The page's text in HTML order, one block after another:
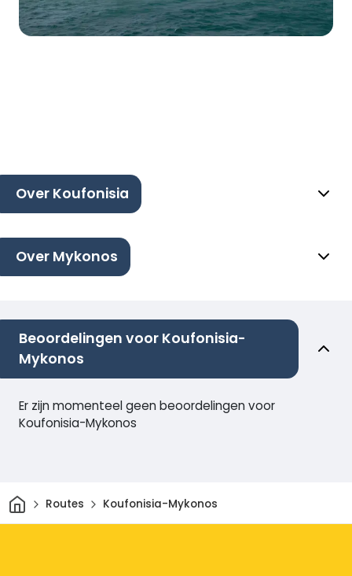
Over Koufonisia
Over Mykonos
Beoordelingen voor Koufonisia-
Mykonos
Er zijn momenteel geen beoordelingen voor
Koufonisia-Mykonos
ThuisRoutes Koufonisia-Mykonos